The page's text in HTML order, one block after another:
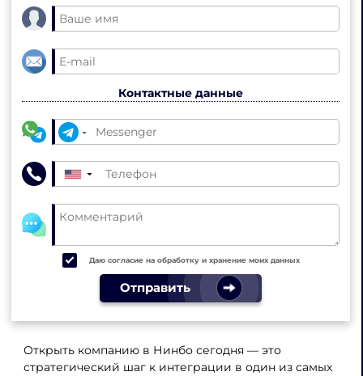
Контактные данные
▼
Даю согласие на обработку и хранение моих данных
Отправить
Открыть компанию в Нинбо сегодня — это
стратегический шаг к интеграции в один из самых